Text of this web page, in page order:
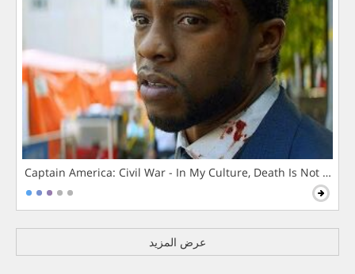
Captain America: Civil War - In My Culture, Death Is Not The
عرض المزيد